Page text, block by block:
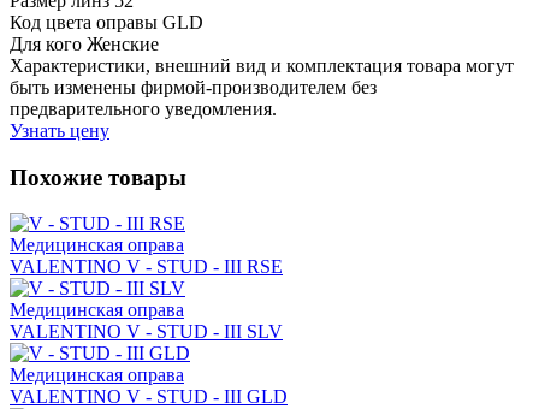
Код цвета оправы GLD
Для кого Женские
Характеристики, внешний вид и комплектация товара могут
быть изменены фирмой-производителем без
предварительного уведомления.
Узнать цену
Похожие товары
Медицинская оправа
VALENTINO V - STUD - III RSE
Медицинская оправа
VALENTINO V - STUD - III SLV
Медицинская оправа
VALENTINO V - STUD - III GLD